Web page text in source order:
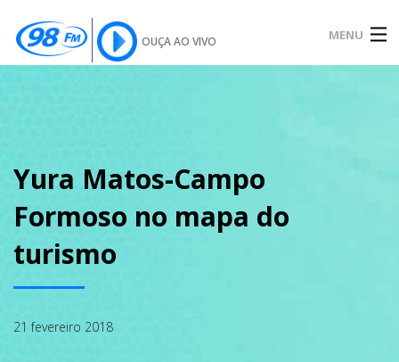
OUÇA AO VIVO MENU
SOBRE
Yura Matos-Campo
Formoso no mapa do
turismo
21 fevereiro 2018